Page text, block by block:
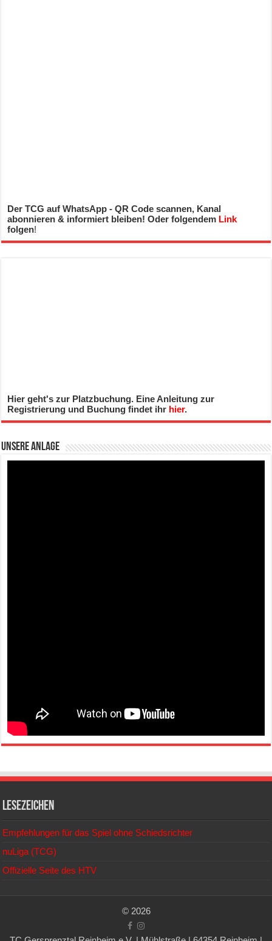
Der TCG auf WhatsApp - QR Code scannen, Kanal
abonnieren & informiert bleiben! Oder folgendem Link
folgen!
Hier geht's zur Platzbuchung. Eine Anleitung zur
Registrierung und Buchung findet ihr hier.
Unsere Anlage
Lesezeichen
Empfehlungen für das Spiel ohne Schiedsrichter
nuLiga (TCG)
Offizielle Seite des HTV
© 2026